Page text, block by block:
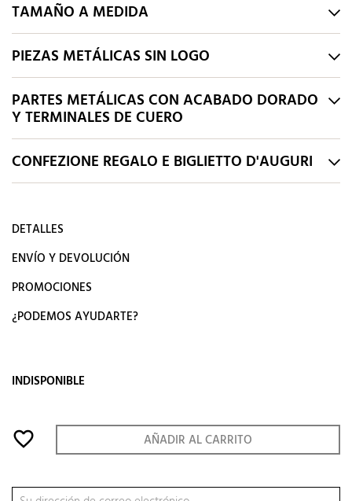
TAMAÑO A MEDIDA
PIEZAS METÁLICAS SIN LOGO
PARTES METÁLICAS CON ACABADO DORADO
Y TERMINALES DE CUERO
CONFEZIONE REGALO E BIGLIETTO D'AUGURI
DETALLES
ENVÍO Y DEVOLUCIÓN
PROMOCIONES
¿PODEMOS AYUDARTE?
INDISPONIBLE
favorite_border AÑADIR AL CARRITO